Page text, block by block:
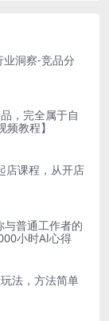
业洞察-竞品分
，完全属于自
教程】
店课程，从开店
普通工作者的
小时Al心得
法，方法简单